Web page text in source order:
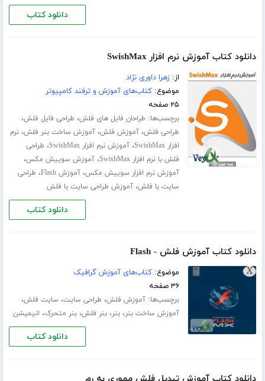
دانلود کتاب
دانلود کتاب آموزش نرم افزار SwishMax
از:زهرا داوری نژاد
موضوع:کتاب‌های آموزش و ترفند کامپیوتر
۲۵ صفحه
برچسب‌ها: طراحان فایل های فلش، طراحی فایل فلش،
طراحی فلش،آموزش فلش،آموزش ساخت بنر فلش،نرم
افزار SwishMax
،آموزش نرم افزار SwishMax ، طراحی
فلش با نرم افزار SwishMax
،آموزش سوییش مکس،
آموزش نرم افزار سوییش مکس،آموزش Flash ، طراحی
سایت با فلش،آموزش طراحی سایت با فلش
دانلود کتاب
دانلود کتاب آموزش فلش - Flash
موضوع:کتاب‌های آموزش گرافیک
۳۶ صفحه
برچسب‌ها:آموزش فلش، طراحی سایت، سایت فلش،
آموزش ساخت بنر،بنر،بنر فلش،بنر متحرک، انیمیشن
دانلود کتاب